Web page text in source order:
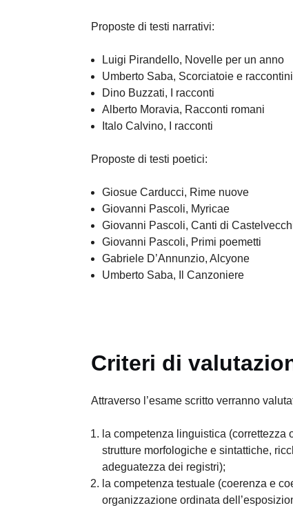
Proposte di testi narrativi:
Luigi Pirandello, Novelle per un anno
Umberto Saba, Scorciatoie e raccontini
Dino Buzzati, I racconti
Alberto Moravia, Racconti romani
Italo Calvino, I racconti
Proposte di testi poetici:
Giosue Carducci, Rime nuove
Giovanni Pascoli, Myricae
Giovanni Pascoli, Canti di
Giovanni Pascoli, Primi poemetti
Gabriele D’Annunzio, Alcyone
Umberto Saba, Il Canzoniere
Criteri di
Attraverso l’esame scritto verranno
la competenza linguistica (correttezza
strutture morfologiche e sintattiche,
adeguatezza dei registri);
la competenza testuale (coerenza e
organizzazione ordinata